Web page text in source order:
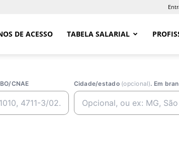
DE ACESSO TABELA SALARIAL
CNAE Cidade/estado (opcional). Em